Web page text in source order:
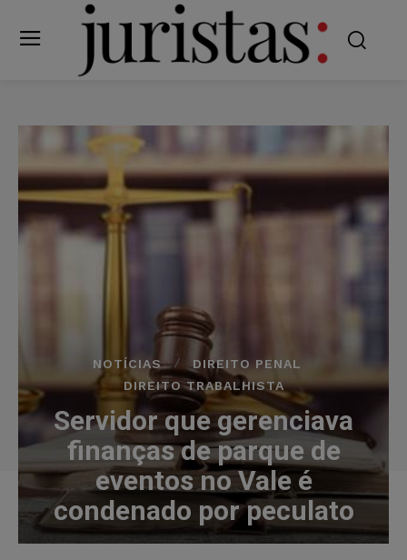
NOTÍCIAS
DIREITO PENAL
DIREITO TRABALHISTA
Servidor que gerenciava
finanças de parque de
eventos no Vale é
condenado por peculato